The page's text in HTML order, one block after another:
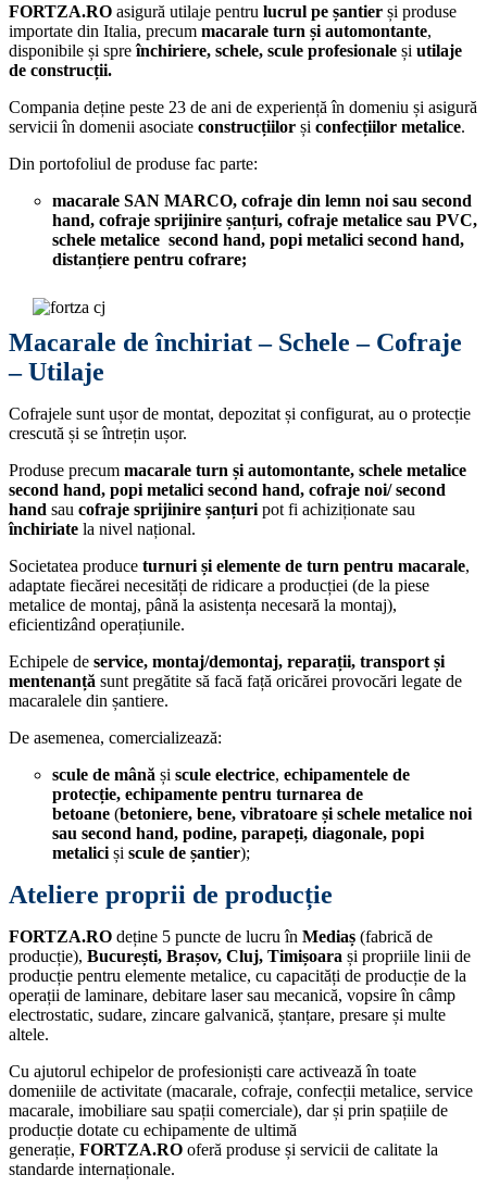
FORTZA.RO asigură utilaje pentru lucrul pe șantier și produse
importate din Italia, precum macarale turn și automontante,
disponibile și spreînchiriere, schele, scule profesionale și utilaje
de construcții.
Compania deține peste 23 de ani de experiență în domeniu și asigură
servicii în domenii asociate construcțiilor și confecțiilor metalice.
Din portofoliul de produse fac parte:
macarale SAN MARCO, cofraje din lemn noi sau second
hand, cofraje sprijinire șanțuri, cofraje metalice sau PVC,
schele metalice second hand, popi metalici second hand,
distanțiere pentru cofrare;
Macarale de închiriat – Schele – Cofraje
– Utilaje
Cofrajele sunt ușor de montat, depozitat și configurat, au o protecție
crescută și se întrețin ușor.
Produse precum macarale turn și automontante, schele metalice
second hand, popi metalici second hand, cofraje noi/ second
hand sau cofraje sprijinire șanțuri pot fi achiziționate sau
închiriate la nivel național.
Societatea produce turnuri și elemente de turn pentru macarale,
adaptate fiecărei necesități de ridicare a producției (de la piese
metalice de montaj, până la asistența necesară la montaj),
eficientizând operațiunile.
Echipele de service, montaj/demontaj, reparații, transport și
mentenanță sunt pregătite să facă față oricărei provocări legate de
macaralele din șantiere.
De asemenea, comercializează:
scule de mână și scule electrice, echipamentele de
protecție, echipamente pentru turnarea de
betoane (betoniere, bene, vibratoare și schele metalice noi
sau second hand, podine, parapeți, diagonale, popi
metalici și scule de șantier);
Ateliere proprii de producție
FORTZA.RO deține 5 puncte de lucru în Mediaș (fabrică de
producție), București, Brașov, Cluj, Timișoara și propriile linii de
producție pentru elemente metalice, cu capacități de producție de la
operații de laminare, debitare laser sau mecanică, vopsire în câmp
electrostatic, sudare, zincare galvanică, ștanțare, presare și multe
altele.
Cu ajutorul echipelor de profesioniști care activează în toate
domeniile de activitate (macarale, cofraje, confecții metalice, service
macarale, imobiliare sau spații comerciale), dar și prin spațiile de
producție dotate cu echipamente de ultimă
generație, FORTZA.RO oferă produse și servicii de calitate la
standarde internaționale.